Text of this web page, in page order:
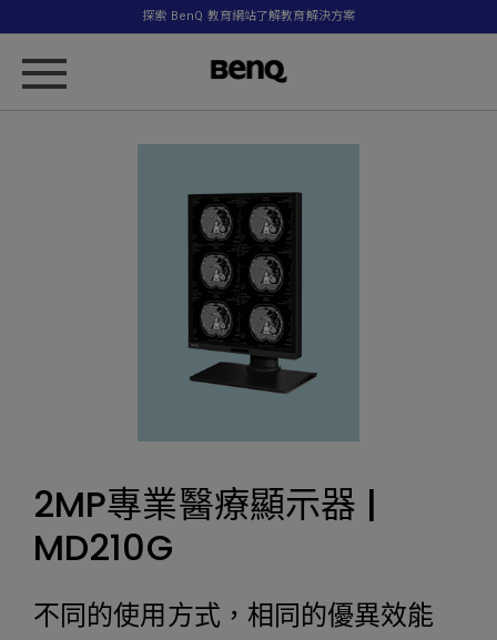
探索 BenQ 教育網站了解教育解決方案
2MP專業醫療顯示器 |
MD210G
不同的使用方式，相同的優異效能